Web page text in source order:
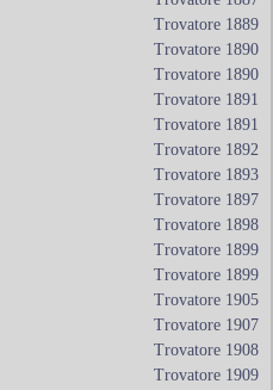
Trovatore 1889
Trovatore 1890
Trovatore 1890
Trovatore 1891
Trovatore 1891
Trovatore 1892
Trovatore 1893
Trovatore 1897
Trovatore 1898
Trovatore 1899
Trovatore 1899
Trovatore 1905
Trovatore 1907
Trovatore 1908
Trovatore 1909